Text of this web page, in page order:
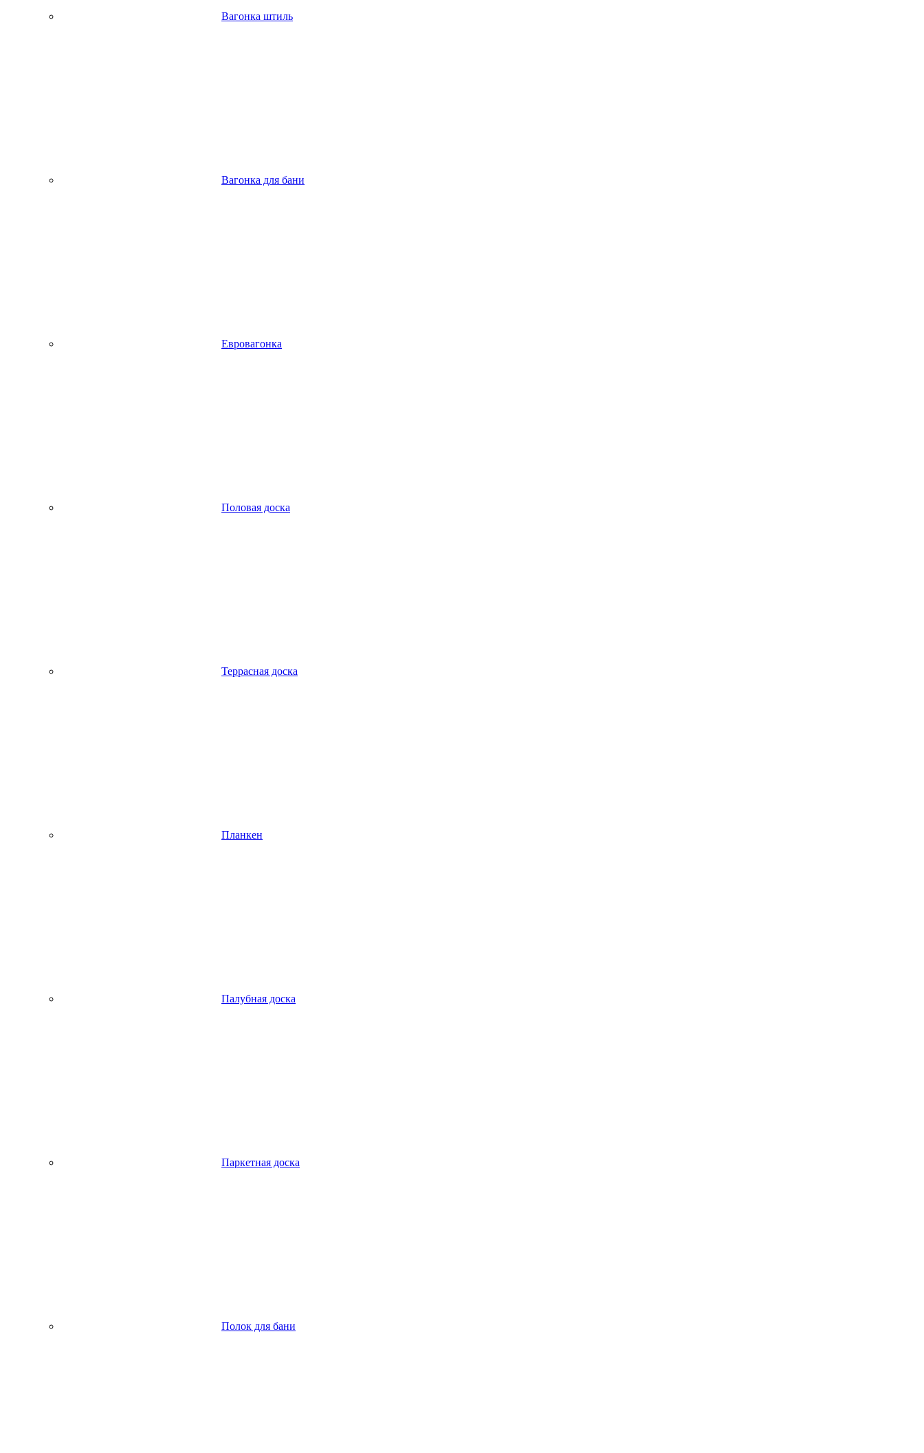
Вагонка штиль
Вагонка для бани
Евровагонка
Половая доска
Террасная доска
Планкен
Палубная доска
Паркетная доска
Полок для бани